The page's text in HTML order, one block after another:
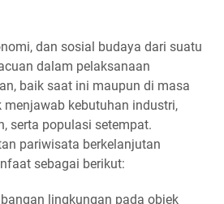
dan sosial budaya dari suatu
dalam pelaksanaan
baik saat ini maupun di masa
menjawab kebutuhan industri,
serta populasi setempat.
pariwisata berkelanjutan
sebagai berikut:
lingkungan pada objek